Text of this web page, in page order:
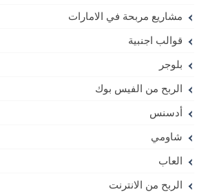
مشاريع مربحة في الامارات
قوالب اجنبية
بلوجر
الربح من الفيس بوك
أدسنس
شاومي
العاب
الربح من الانترنت